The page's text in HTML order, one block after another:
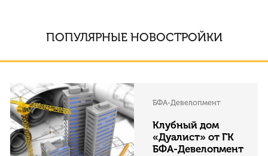
ПОПУЛЯРНЫЕ НОВОСТРОЙКИ
БФА-Девелопмент
Клубный дом
«Дуалист» от ГК
БФА-Девелопмент